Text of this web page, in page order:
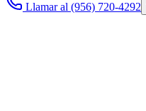
Llamar al (956) 720-4292